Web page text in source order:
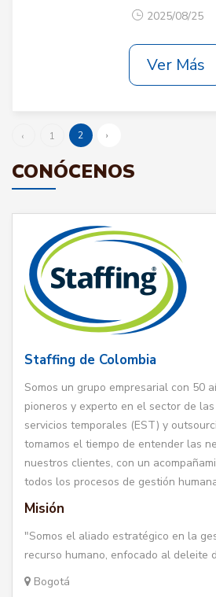
2025/08/25
Ver Más
‹ 1 2 ›
CONÓCENOS
Staffing de Colombia
Somos un grupo empresarial con 50
pioneros y experto en el sector de
servicios temporales (EST) y
tomamos el tiempo de entender las
nuestros clientes, con un
todos los procesos de gestión
Misión
"Somos el aliado estratégico en la
recurso humano, enfocado al deleite
Bogotá